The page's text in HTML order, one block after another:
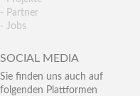
- Partner
- Jobs
SOCIAL MEDIA
Sie finden uns auch auf
folgenden Plattformen